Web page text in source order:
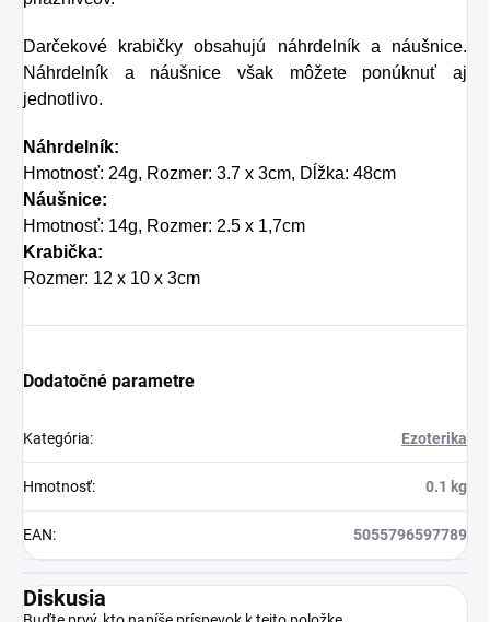
kolagénu povýšiť na
Darčekové krabičky obsahujú náhrdelník a náušnice.
Náhrdelník a náušnice však môžete ponúknuť aj
jednotlivo.
Náhrdelník:
Hmotnosť: 24g, Rozmer: 3.7 x 3cm, Dĺžka: 48cm
Náušnice:
Hmotnosť: 14g, Rozmer: 2.5 x 1,7cm
Krabička:
Rozmer: 12 x 10 x 3cm
Dodatočné parametre
Kategória: Ezoterika
Hmotnosť: 0.1 kg
EAN: 5055796597789
Diskusia